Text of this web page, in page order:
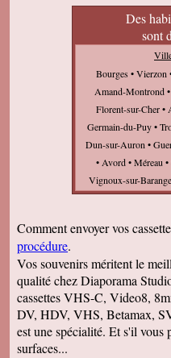
Des
sont
Bourges • Vierzon
Amand-Montrond
Florent-sur-Cher •
Germain-du-Puy •
Dun-sur-Auron •
• Avord • Méreau
Vignoux-sur-
Foëcy • Argent-sur-
Henrichemont •
Châteauneuf-sur-
Boulleret • Lignières
• Jouet-sur-
Sainte-Solange •
en-Sancerre •
Comment envoyer vos
procédure.
Vos souvenirs méritent le
qualité chez Diaporama
cassettes VHS-C, Video8,
DV, HDV, VHS, Betamax,
est une spécialité. Et s'il vous
surfaces...